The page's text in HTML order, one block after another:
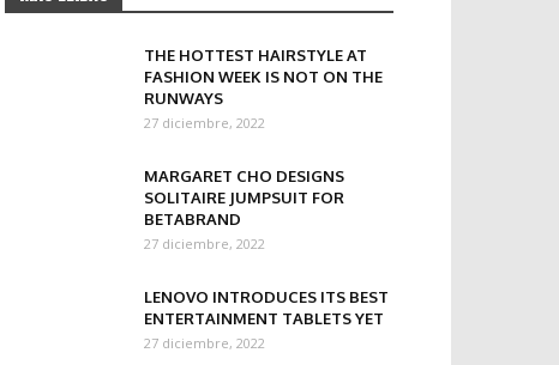
THE HOTTEST HAIRSTYLE AT
FASHION WEEK IS NOT ON THE
RUNWAYS
27 diciembre, 2022
MARGARET CHO DESIGNS
SOLITAIRE JUMPSUIT FOR
BETABRAND
27 diciembre, 2022
LENOVO INTRODUCES ITS BEST
ENTERTAINMENT TABLETS YET
27 diciembre, 2022